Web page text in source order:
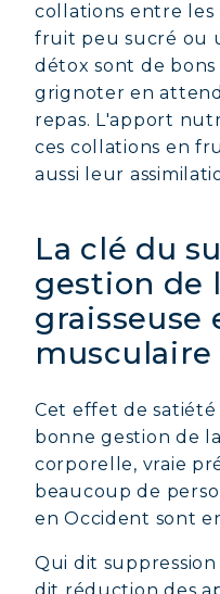
collations entre les
fruit peu sucré ou
détox sont de
grignoter en
repas. L'apport
ces collations en
aussi leur
La clé du
gestion de
graisseuse
musculaire
Cet effet de
bonne gestion de
corporelle, vraie
beaucoup de
en Occident sont
Qui dit